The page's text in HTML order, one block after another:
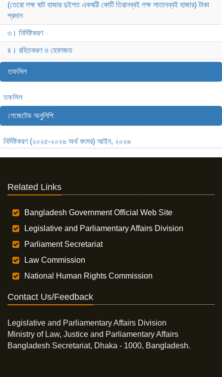
(তেরো লক্ষ ষাট হাজার দুইশত একষট্টি কোটি তিরানব্বই লক্ষ সাতানব্বই হাজার) টাকা
প্রদান
৩। নির্দিষ্টকরণ
৪। রহিতকরণ ও হেফাজত
তফসিল
তফসিল
গেজেটেড অনুলিপি
নির্দিষ্টকরণ (২০২৫-২০২৬ অর্থ বৎসর) আইন, ২০২৬
Related Links
Bangladesh Government Official Web Site
Legislative and Parliamentary Affairs Division
Parliament Secretariat
Law Commission
National Human Rights Commission
Contact Us/Feedback
Legislative and Parliamentary Affairs Division
Ministry of Law, Justice and Parliamentary Affairs
Bangladesh Secretariat, Dhaka - 1000, Bangladesh.